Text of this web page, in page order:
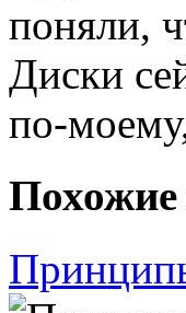
поняли,
Диски
по-
Похожие